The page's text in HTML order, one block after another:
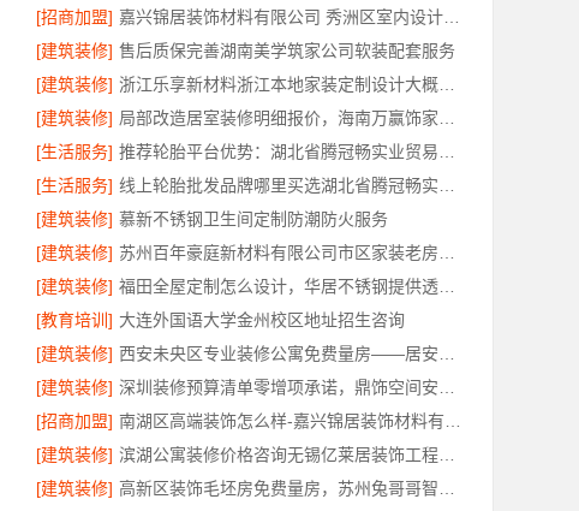
[招商加盟]
[建筑装修] 售后质保完善湖南美学筑家公司软装配套服务
[建筑装修]
[建筑装修]
[生活服务]
[生活服务]
[建筑装修] 慕新不锈钢卫生间定制防潮防火服务
[建筑装修]
[建筑装修]
[教育培训] 大连外国语大学金州校区地址招生咨询
[建筑装修]
[建筑装修]
[招商加盟]
[建筑装修]
[建筑装修]